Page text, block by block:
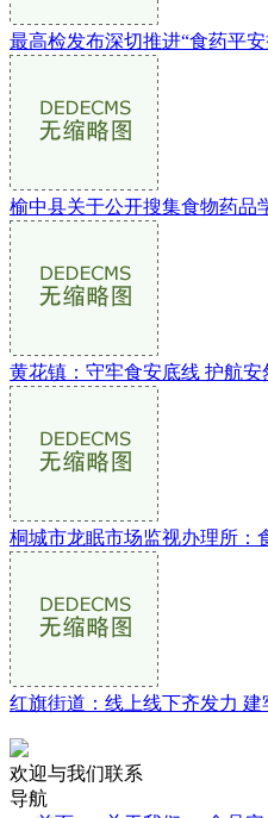
最高检发布深切推进“食药平安
榆中县关于公开搜集食物药品
黄花镇：守牢食安底线 护航安
桐城市龙眠市场监视办理所：
红旗街道：线上线下齐发力 建
欢迎与我们联系
导航